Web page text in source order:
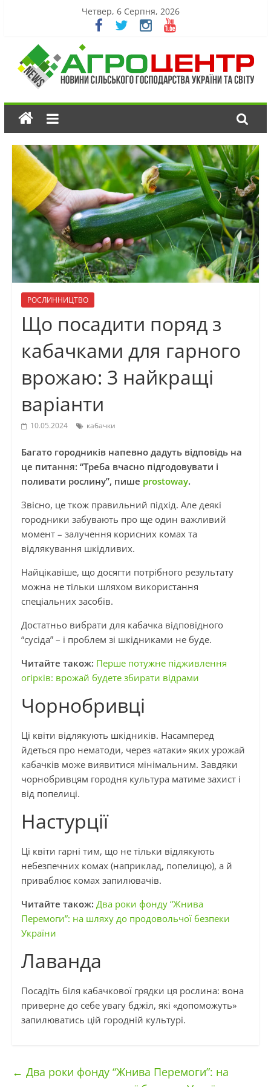
Четвер, 6 Серпня, 2026
РОСЛИННИЦТВО
Що посадити поряд з
кабачками для гарного
врожаю: 3 найкращі
варіанти
10.05.2024 кабачки
Багато городників напевно дадуть відповідь на
це питання: “Треба вчасно підгодовувати і
поливати рослину”, пише prostoway.
Звісно, це ткож правильний підхід. Але деякі
городники забувають про ще один важливий
момент – залучення корисних комах та
відлякування шкідливих.
Найцікавіше, що досягти потрібного результату
можна не тільки шляхом використання
спеціальних засобів.
Достатньо вибрати для кабачка відповідного
“сусіда” – і проблем зі шкідниками не буде.
Читайте також: Перше потужне підживлення
огірків: врожай будете збирати відрами
Чорнобривці
Ці квіти відлякують шкідників. Насамперед
йдеться про нематоди, через «атаки» яких урожай
кабачків може виявитися мінімальним. Завдяки
чорнобривцям городня культура матиме захист і
від попелиці.
Настурції
Ці квіти гарні тим, що не тільки відлякують
небезпечних комах (наприклад, попелицю), а й
приваблює комах запилювачів.
Читайте також: Два роки фонду “Жнива
Перемоги”: на шляху до продовольчої безпеки
України
Лаванда
Посадіть біля кабачкової грядки ця рослина: вона
приверне до себе увагу бджіл, які «допоможуть»
запилюватись цій городній культурі.
← Два роки фонду “Жнива Перемоги”: на